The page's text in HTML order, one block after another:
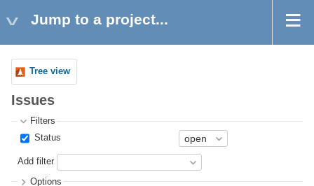
Jump to a project...
Tree view
Issues
Filters
Status
Add filter
Options